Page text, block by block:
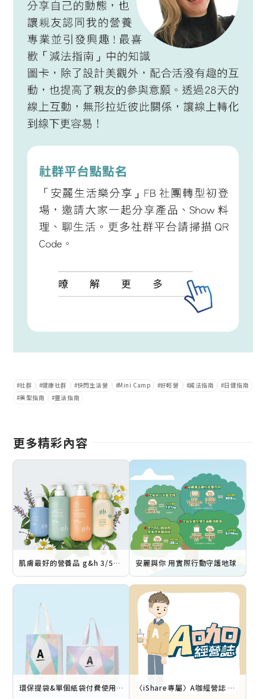
社群 健康社群 快閃生活營 Mini Camp 好輕營 減法指南
日健指南
美型指南
靈活指南
更多精彩內容
肌膚最好的營養品 g&h 3/5煥新上市 安麗與你 用實際行動守護地球
環保提袋&單個紙袋付費使用 3/1同步推出 〈iShare專屬〉A咖經營誌 公平競爭 不買廣告